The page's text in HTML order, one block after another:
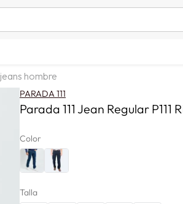
jeans hombre
PARADA 111
Parada 111 Jean Regular P111
Color
Talla